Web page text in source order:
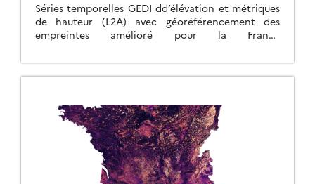
Séries temporelles GEDI dd’élévation et métriques
de hauteur (L2A) avec géoréférencement des
empreintes amélioré pour la France